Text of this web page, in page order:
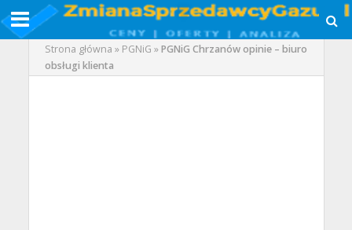
Strona główna » PGNiG »PGNiG Chrzanów opinie – biuro
obsługi klienta